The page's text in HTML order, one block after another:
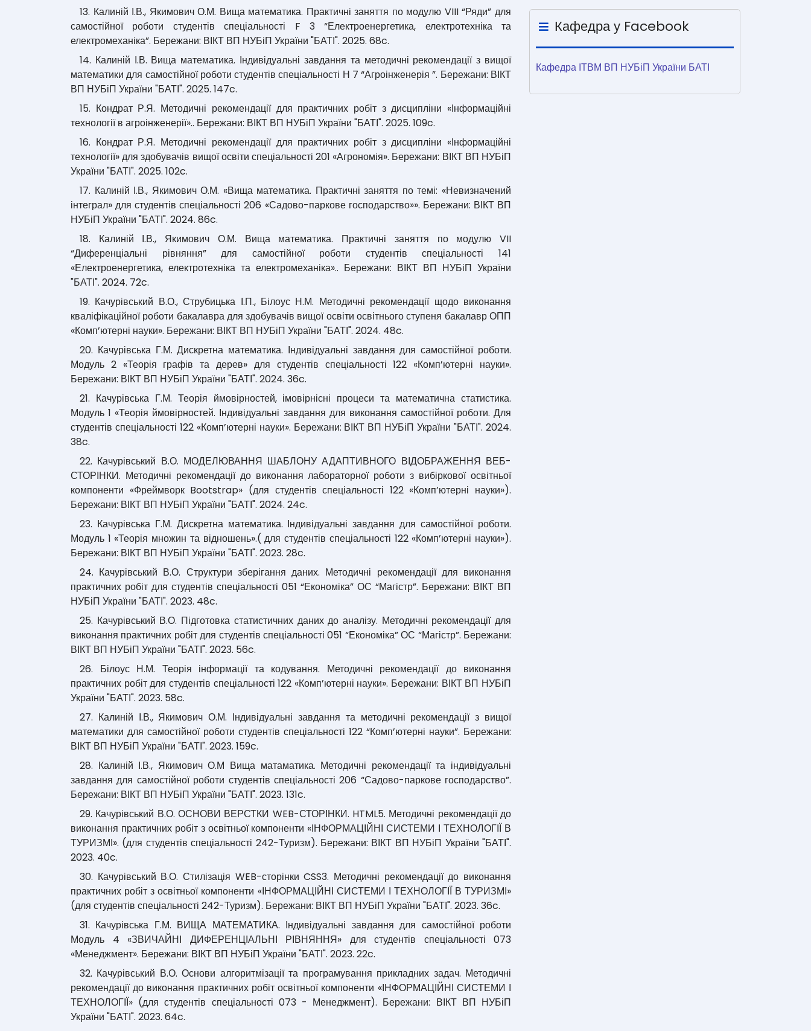
13. Калиній І.В., Якимович О.М. Вища математика. Практичні заняття по модулю VIII “Ряди” для
самостійної роботи студентів спеціальності F 3 “Електроенергетика, електротехніка та
електромеханіка”. Бережани: ВІКТ ВП НУБіП України "БАТІ". 2025. 68c.
14. Калиній І.В. Вища математика. Індивідуальні завдання та методичні рекомендації з вищої
математики для самостійної роботи студентів спеціальності Н 7 “Агроінженерія ”. Бережани: ВІКТ
ВП НУБіП України "БАТІ". 2025. 147c.
15. Кондрат Р.Я. Методичні рекомендації для практичних робіт з дисципліни «Інформаційні
технології в агроінженерії».. Бережани: ВІКТ ВП НУБіП України "БАТІ". 2025. 109c.
16. Кондрат Р.Я. Методичні рекомендації для практичних робіт з дисципліни «Інформаційні
технології» для здобувачів вищої освіти спеціальності 201 «Агрономія». Бережани: ВІКТ ВП НУБіП
України "БАТІ". 2025. 102c.
17. Калиній І.В., Якимович О.М. «Вища математика. Практичні заняття по темі: «Невизначений
інтеграл» для студентів спеціальності 206 «Садово-паркове господарство»». Бережани: ВІКТ ВП
НУБіП України "БАТІ". 2024. 86c.
18. Калиній І.В., Якимович О.М. Вища математика. Практичні заняття по модулю VII
“Диференціальні рівняння” для самостійної роботи студентів спеціальності 141
«Електроенергетика, електротехніка та електромеханіка».. Бережани: ВІКТ ВП НУБіП України
"БАТІ". 2024. 72c.
19. Качурівський В.О., Струбицька І.П., Білоус Н.М. Методичні рекомендації щодо виконання
кваліфікаційної роботи бакалавра для здобувачів вищої освіти освітнього ступеня бакалавр ОПП
«Комп’ютерні науки». Бережани: ВІКТ ВП НУБіП України "БАТІ". 2024. 48c.
20. Качурівська Г.М. Дискретна математика. Індивідуальні завдання для самостійної роботи.
Модуль 2 «Теорія графів та дерев» для студентів спеціальності 122 «Комп’ютерні науки».
Бережани: ВІКТ ВП НУБіП України "БАТІ". 2024. 36c.
21. Качурівська Г.М. Теорія ймовірностей, імовірнісні процеси та математична статистика.
Модуль 1 «Теорія ймовірностей. Індивідуальні завдання для виконання самостійної роботи. Для
студентів спеціальності 122 «Комп’ютерні науки». Бережани: ВІКТ ВП НУБіП України "БАТІ". 2024.
38c.
22. Качурівський В.О. МОДЕЛЮВАННЯ ШАБЛОНУ АДАПТИВНОГО ВІДОБРАЖЕННЯ ВЕБ-
СТОРІНКИ. Методичні рекомендації до виконання лабораторної роботи з вибіркової освітньої
компоненти «Фреймворк Bootstrap» (для студентів спеціальності 122 «Комп’ютерні науки»).
Бережани: ВІКТ ВП НУБіП України "БАТІ". 2024. 24c.
23. Качурівська Г.М. Дискретна математика. Індивідуальні завдання для самостійної роботи.
Модуль 1 «Теорія множин та відношень».( для студентів спеціальності 122 «Комп’ютерні науки»).
Бережани: ВІКТ ВП НУБіП України "БАТІ". 2023. 28c.
24. Качурівський В.О. Структури зберігання даних. Методичні рекомендації для виконання
практичних робіт для студентів спеціальності 051 “Економіка” ОС “Магістр”. Бережани: ВІКТ ВП
НУБіП України "БАТІ". 2023. 48c.
25. Качурівський В.О. Підготовка статистичних даних до аналізу. Методичні рекомендації для
виконання практичних робіт для студентів спеціальності 051 “Економіка” ОС “Магістр”. Бережани:
ВІКТ ВП НУБіП України "БАТІ". 2023. 56c.
26. Білоус Н.М. Теорія інформації та кодування. Методичні рекомендації до виконання
практичних робіт для студентів спеціальності 122 «Комп’ютерні науки». Бережани: ВІКТ ВП НУБіП
України "БАТІ". 2023. 58c.
27. Калиній І.В., Якимович О.М. Індивідуальні завдання та методичні рекомендації з вищої
математики для самостійної роботи студентів спеціальності 122 “Комп’ютерні науки”. Бережани:
ВІКТ ВП НУБіП України "БАТІ". 2023. 159c.
28. Калиній І.В., Якимович О.М Вища матаматика. Методичні рекомендації та індивідуальні
завдання для самостійної роботи студентів спеціальності 206 “Садово-паркове господарство”.
Бережани: ВІКТ ВП НУБіП України "БАТІ". 2023. 131c.
29. Качурівський В.О. ОСНОВИ ВЕРСТКИ WEB-СТОРІНКИ. HTML5. Методичні рекомендації до
виконання практичних робіт з освітньої компоненти «ІНФОРМАЦІЙНІ СИСТЕМИ І ТЕХНОЛОГІЇ В
ТУРИЗМІ». (для студентів спеціальності 242-Туризм). Бережани: ВІКТ ВП НУБіП України "БАТІ".
2023. 40c.
30. Качурівський В.О. Стилізація WEB-сторінки CSS3. Методичні рекомендації до виконання
практичних робіт з освітньої компоненти «ІНФОРМАЦІЙНІ СИСТЕМИ І ТЕХНОЛОГІЇ В ТУРИЗМІ»
(для студентів спеціальності 242-Туризм). Бережани: ВІКТ ВП НУБіП України "БАТІ". 2023. 36c.
31. Качурівська Г.М. ВИЩА МАТЕМАТИКА. Індивідуальні завдання для самостійної роботи
Модуль 4 «ЗВИЧАЙНІ ДИФЕРЕНЦІАЛЬНІ РІВНЯННЯ» для студентів спеціальності 073
«Менеджмент». Бережани: ВІКТ ВП НУБіП України "БАТІ". 2023. 22c.
32. Качурівський В.О. Основи алгоритмізації та програмування прикладних задач. Методичні
рекомендації до виконання практичних робіт освітньої компоненти «ІНФОРМАЦІЙНІ СИСТЕМИ І
ТЕХНОЛОГІЇ» (для студентів спеціальності 073 - Менеджмент). Бережани: ВІКТ ВП НУБіП
України "БАТІ". 2023. 64c.
Кафедра у Facebook
Кафедра ІТВМ ВП НУБіП України БАТІ